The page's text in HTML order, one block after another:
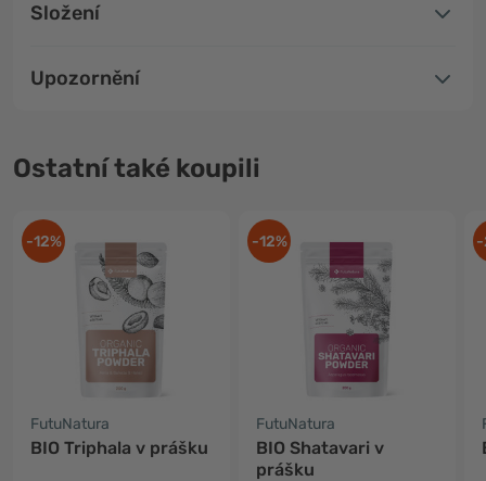
Složení
Upozornění
Ostatní také koupili
-12%
FutuNatura
BIO Triphala v prášku
-12%
FutuNatura
BIO Shatavari v
prášku
-